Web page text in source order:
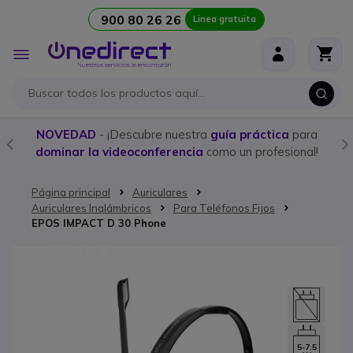
900 80 26 26 Linea gratuita
Toggle
Nav
NOVEDAD - ¡Descubre nuestra guía práctica para
dominar la videoconferencia como un profesional!
Página principal
Auriculares
Auriculares Inalámbricos
Para Teléfonos Fijos
EPOS IMPACT D 30 Phone
5-7.5